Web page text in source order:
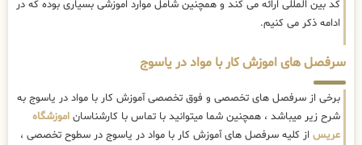
کد بین المللی ارائه می کند و همچنین شامل موارد اموزشی بسیاری بوده که در
ادامه ذکر می کنیم.
سرفصل های اموزش کار با مواد در یاسوج
برخی از سرفصل های تخصصی و فوق تخصصی آموزش کار با مواد در یاسوج به
شرح زیر میباشد ، همچنین شما میتوانید با تماس با کارشناسان اموزشگاه
عریس از کلیه سرفصل های آموزش کار با مواد در یاسوج در سطوح تخصصی ،